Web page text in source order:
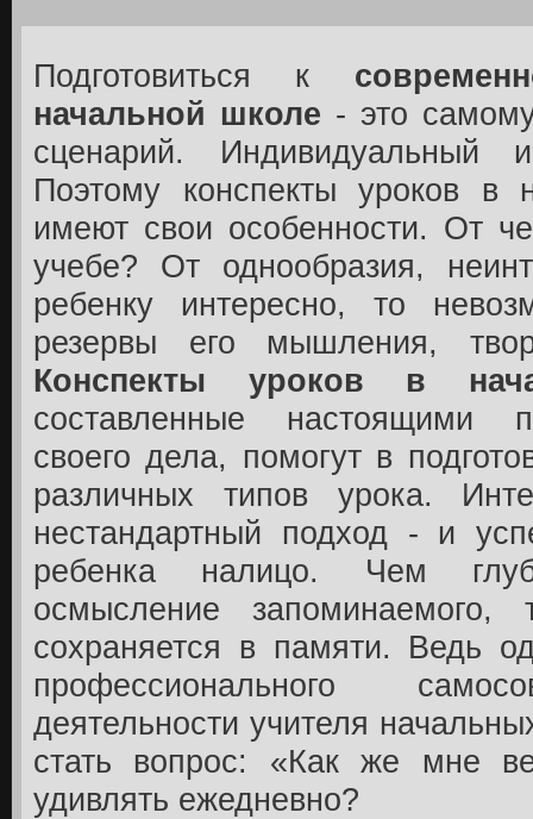
Подготовиться к
начальной школе - это
сценарий. Индивидуальный
Поэтому конспекты уроков в
имеют свои особенности. От
учебе? От однообразия,
ребенку интересно, то
резервы его мышления,
Конспекты уроков в
составленные настоящими
своего дела, помогут в
различных типов урока.
нестандартный подход - и
ребенка налицо. Чем
осмысление
сохраняется в памяти. Ведь
профессионального
деятельности учителя
стать вопрос: «Как же мне
удивлять ежедневно?